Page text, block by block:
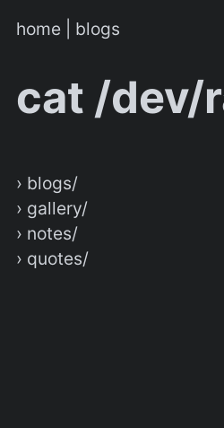
home blogs
cat /dev/
› blogs/
› gallery/
› notes/
› quotes/